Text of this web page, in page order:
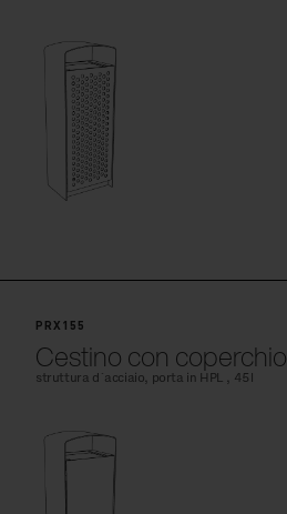
PRX155
Cestino con coperchio
struttura d´acciaio, porta in HPL , 45l